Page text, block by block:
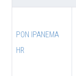
PON IPANEMA
HR